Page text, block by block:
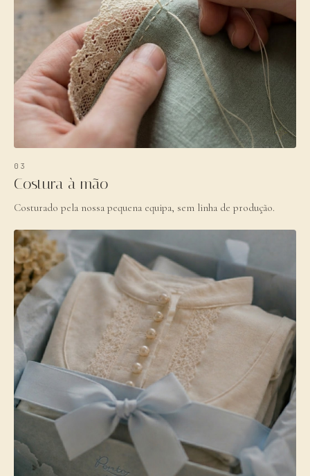
03
Costura à mão
Costurado pela nossa pequena equipa, sem linha de produção.